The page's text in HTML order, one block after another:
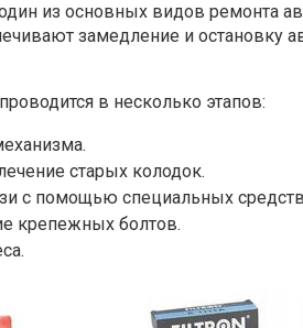
из основных видов ремонта
замедление и остановку
проводится в несколько этапов:
старых колодок.
с помощью специальных
крепежных болтов.